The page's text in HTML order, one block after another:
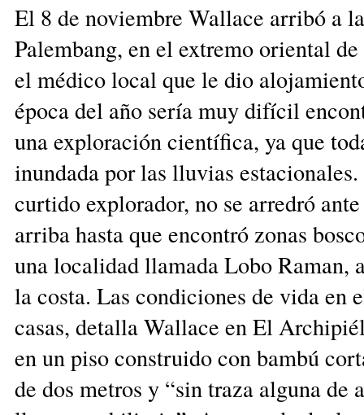
El 8 de noviembre Wallace arribó a
Palembang, en el extremo orien­tal
el médico local que le dio
época del año sería muy difícil
una exploración cien­tífica, ya que
inundada por las lluvias
curtido explorador, no se arredró
arriba hasta que encontró zonas
una localidad llamada Lobo Raman,
la costa. Las condiciones de vida en
casas, detalla Wallace en El
en un piso construido con bambú
de dos metros y “sin traza alguna de